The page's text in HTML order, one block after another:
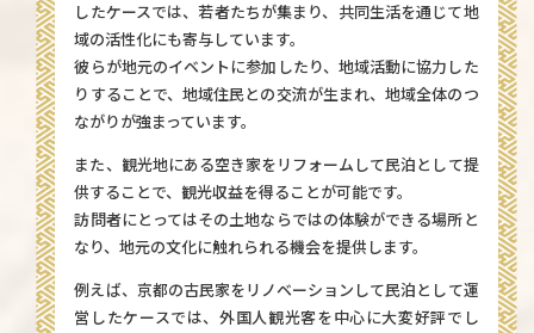
したケースでは、若者たちが集まり、共同生活を通じて地
域の活性化にも寄与しています。
彼らが地元のイベントに参加したり、地域活動に協力した
りすることで、地域住民との交流が生まれ、地域全体のつ
ながりが強まっています。
また、観光地にある空き家をリフォームして民泊として提
供することで、観光収益を得ることが可能です。
訪問者にとってはその土地ならではの体験ができる場所と
なり、地元の文化に触れられる機会を提供します。
例えば、京都の古民家をリノベーションして民泊として運
営したケースでは、外国人観光客を中心に大変好評でし